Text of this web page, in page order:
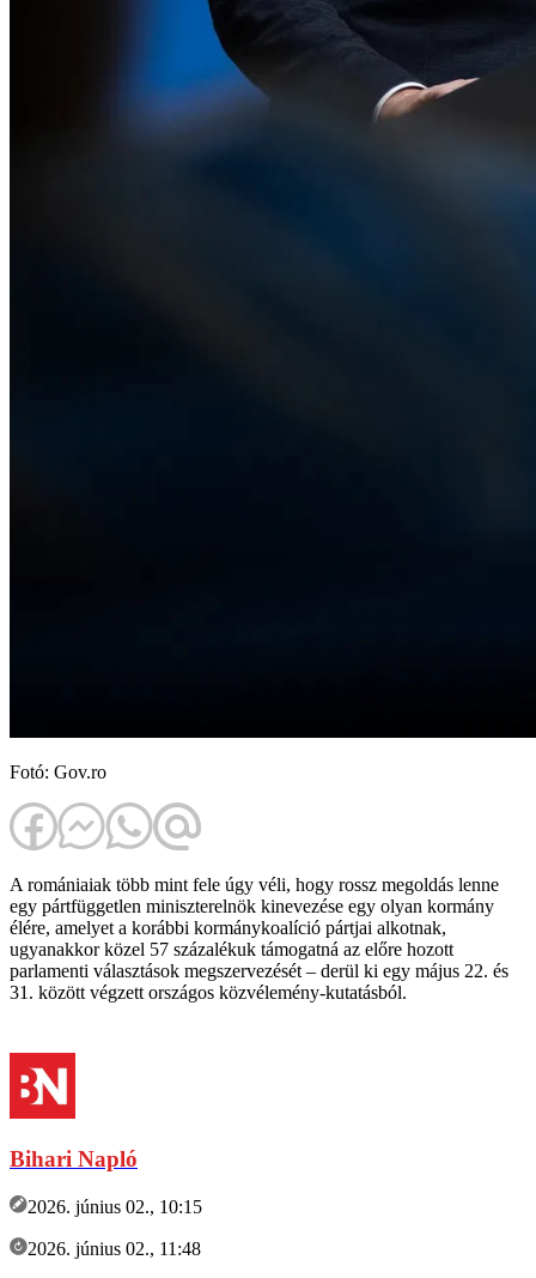
Fotó: Gov.ro
A romániaiak több mint fele úgy véli, hogy rossz megoldás lenne
egy pártfüggetlen miniszterelnök kinevezése egy olyan kormány
élére, amelyet a korábbi kormánykoalíció pártjai alkotnak,
ugyanakkor közel 57 százalékuk támogatná az előre hozott
parlamenti választások megszervezését – derül ki egy május 22. és
31. között végzett országos közvélemény-kutatásból.
Bihari Napló
2026. június 02., 10:15
2026. június 02., 11:48